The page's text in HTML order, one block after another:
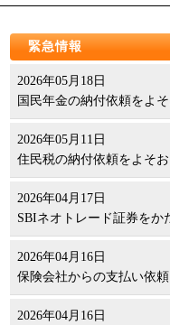
緊急情報
2026年05月18日
国民年金の納付依頼をよ
2026年05月11日
住民税の納付依頼をよそ
2026年04月17日
SBIネオトレード証券をか
2026年04月16日
保険会社からの支払い依
2026年04月16日